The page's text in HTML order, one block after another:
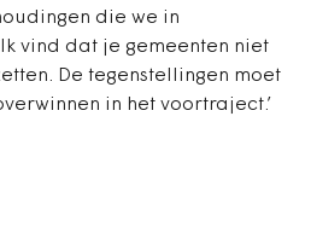
die we in
vind dat je gemeenten niet
De tegenstellingen moet
in het voortraject.’